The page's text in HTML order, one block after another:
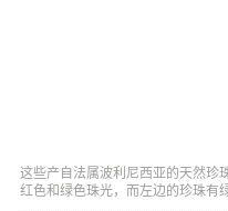
这些产自法属波利尼西亚的天然珍
红色和绿色珠光，而左边的珍珠有